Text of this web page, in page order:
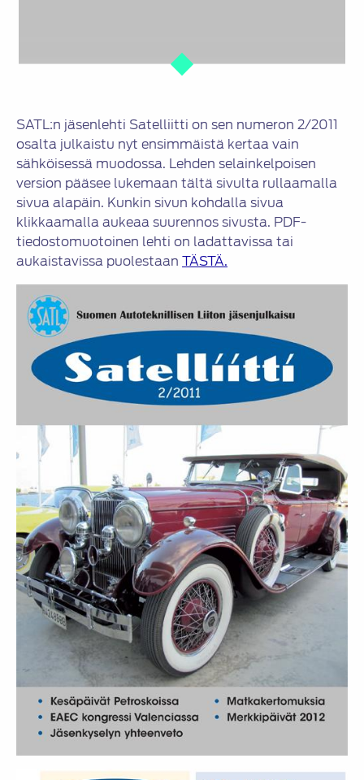
SATL:n jäsenlehti Satelliitti on sen numeron 2/2011
osalta julkaistu nyt ensimmäistä kertaa vain
sähköisessä muodossa. Lehden selainkelpoisen
version pääsee lukemaan tältä sivulta rullaamalla
sivua alapäin. Kunkin sivun kohdalla sivua
klikkaamalla aukeaa suurennos sivusta. PDF-
tiedostomuotoinen lehti on ladattavissa tai
aukaistavissa puolestaan TÄSTÄ.